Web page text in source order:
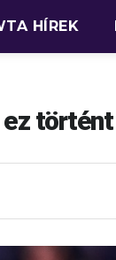
HÍREK